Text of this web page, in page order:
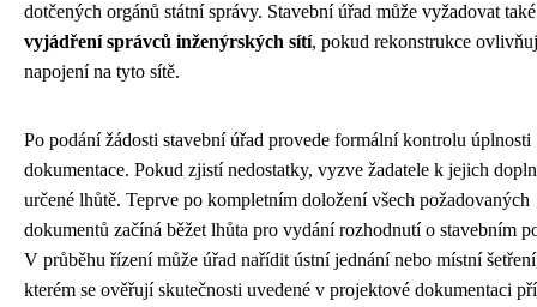
dotčených orgánů státní správy. Stavební úřad může vyžadovat také
vyjádření správců inženýrských sítí, pokud rekonstrukce
napojení na tyto sítě.
Po podání žádosti stavební úřad provede formální kontrolu úplnosti
dokumentace. Pokud zjistí nedostatky, vyzve žadatele k jejich
určené lhůtě. Teprve po kompletním doložení všech požadovaných
dokumentů začíná běžet lhůta pro vydání rozhodnutí o stavebním
V průběhu řízení může úřad nařídit ústní jednání nebo místní
kterém se ověřují skutečnosti uvedené v projektové dokumentaci